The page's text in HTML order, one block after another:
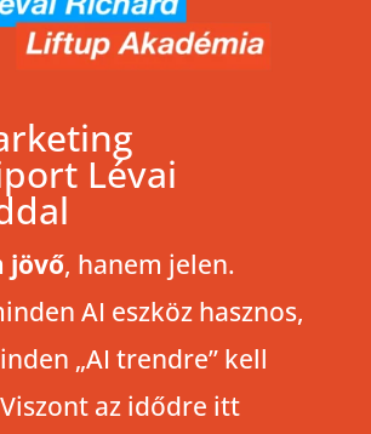
Lévai
jövő, hanem jelen.
AI eszköz hasznos,
„AI trendre” kell
az idődre itt